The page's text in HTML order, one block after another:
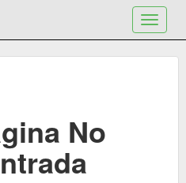
Toggle
No